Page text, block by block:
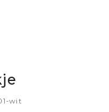
wit